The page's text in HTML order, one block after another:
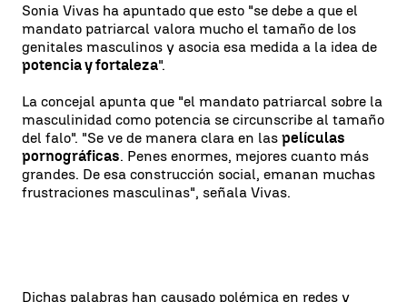
Sonia Vivas ha apuntado que esto "se debe a que el
mandato patriarcal valora mucho el tamaño de los
genitales masculinos y asocia esa medida a la idea de
potencia y fortaleza".
La concejal apunta que "el mandato patriarcal sobre la
masculinidad como potencia se circunscribe al tamaño
del falo". "Se ve de manera clara en las películas
pornográficas. Penes enormes, mejores cuanto más
grandes. De esa construcción social, emanan muchas
frustraciones masculinas", señala Vivas.
Dichas palabras han causado polémica en redes y